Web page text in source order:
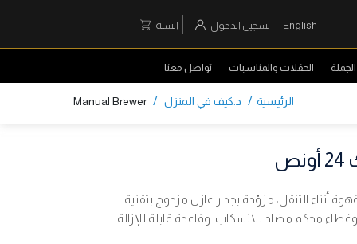
English تسجيل الدخول السلة
الحفلات والمناسبات تواصل معنا
الرئيسية / د.كيف في المنزل /
Manual Brewer
التنقل، مزوّدة بجدار عازل مزدوج بتقنية
وغطاء محكم مضاد للانسكاب، وقاعدة قابلة للإزالة